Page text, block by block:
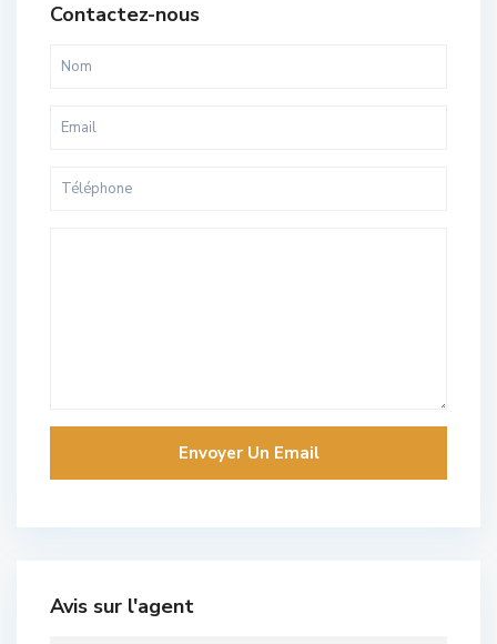
Contactez-nous
Avis sur l'agent